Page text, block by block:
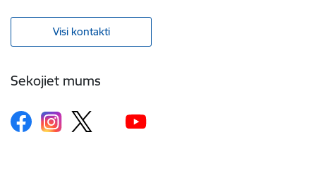
Visi kontakti
Sekojiet mums